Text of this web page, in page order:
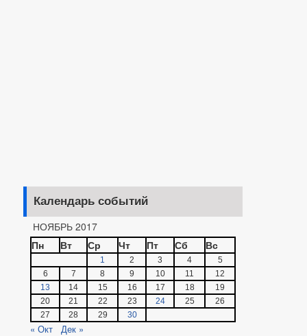
Календарь событий
НОЯБРЬ 2017
Пн
Вт Ср Чт Пт Сб Вс
1 2 3 4
5
6
7 8 9 10 11
12
13
14 15 16 17 18
19
20
21 22 23 24 25
26
27
28 29 30
« Окт Дек »